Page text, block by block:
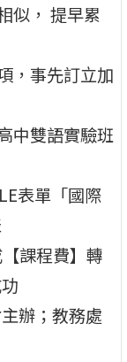
似， 提早累
，事先訂⽴加
中雙語實驗班
表單「國際
課程費】轉
辦；教務處